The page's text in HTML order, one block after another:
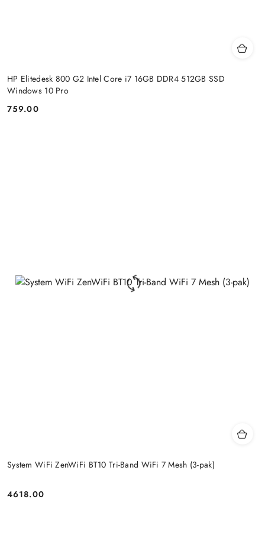
HP Elitedesk 800 G2 Intel Core i7 16GB DDR4 512GB SSD
Windows 10 Pro
Price:
759.00
System WiFi ZenWiFi BT10 Tri-Band WiFi 7 Mesh (3-pak)
Price:
4618.00